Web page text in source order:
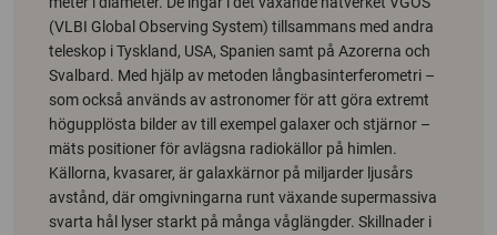
(VLBI Global Observing System) tillsammans med andra
teleskop i Tyskland, USA, Spanien samt på Azorerna och
Svalbard. Med hjälp av metoden långbasinterferometri –
som också används av astronomer för att göra extremt
högupplösta bilder av till exempel galaxer och stjärnor –
mäts positioner för avlägsna radiokällor på himlen.
Källorna, kvasarer, är galaxkärnor på miljarder ljusårs
avstånd, där omgivningarna runt växande supermassiva
svarta hål lyser starkt på många våglängder. Skillnader i